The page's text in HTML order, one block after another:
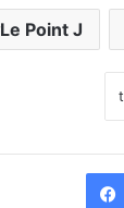
Le Point J